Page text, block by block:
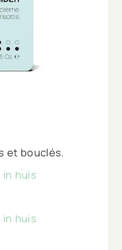
et bouclés.
huis
huis